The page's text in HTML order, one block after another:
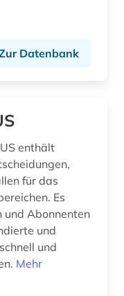
Datenbank
enthält
für das
Es
und Abonnenten
und
und
Mehr